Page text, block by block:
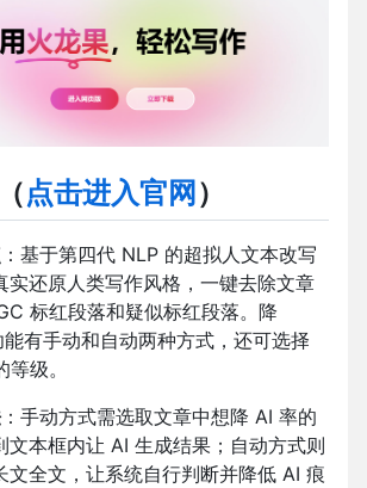
（点击进入官网 ）
：基于第四代 NLP 的超拟人文本改写
实还原人类写作风格，一键去除文章
标红段落和疑似标红段落。降
有手动和自动两种方式，还可选择
级。
：手动方式需选取文章中想降 AI 率的
文本框内让 AI 生成结果；自动方式则
文全文，让系统自行判断并降低 AI 痕